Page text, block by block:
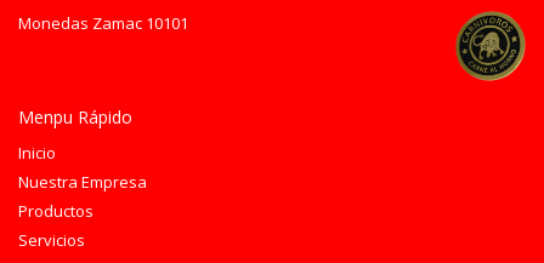
Monedas Zamac 10101
Menpu Rápido
Inicio
Nuestra Empresa
Productos
Servicios